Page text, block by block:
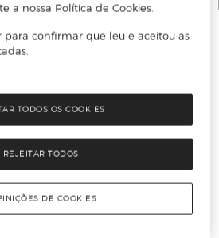
a nossa Política de Cookies.
para confirmar que leu e aceitou as
REJEITAR TODOS
TODOS OS COOKIES
DE COOKIES